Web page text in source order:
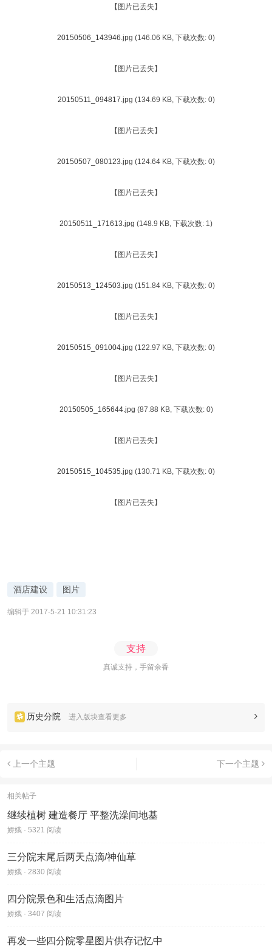
【图片已丢失】
20150506_143946.jpg (146.06 KB, 下载次数: 0)
【图片已丢失】
20150511_094817.jpg (134.69 KB, 下载次数: 0)
【图片已丢失】
20150507_080123.jpg (124.64 KB, 下载次数: 0)
【图片已丢失】
20150511_171613.jpg (148.9 KB, 下载次数: 1)
【图片已丢失】
20150513_124503.jpg (151.84 KB, 下载次数: 0)
【图片已丢失】
20150515_091004.jpg (122.97 KB, 下载次数: 0)
【图片已丢失】
20150505_165644.jpg (87.88 KB, 下载次数: 0)
【图片已丢失】
20150515_104535.jpg (130.71 KB, 下载次数: 0)
【图片已丢失】
酒店建设 图片
编辑于 2017-5-21 10:31:23
支持
真诚支持，手留余香
历史分院 进入版块查看更多
上一个主题 下一个主题
相关帖子
继续植树 建造餐厅 平整洗澡间地基
娇娥 · 5321 阅读
三分院末尾后两天点滴/神仙草
娇娥 · 2830 阅读
四分院景色和生活点滴图片
娇娥 · 3407 阅读
再发一些四分院零星图片供存记忆中